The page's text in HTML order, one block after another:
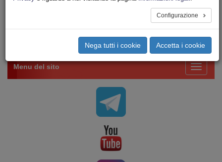
UNIONE SINDACALE DI BASE SETTORE VIGILI
Toggle
Menu del sito
Configurazione
Nega tutti i cookie Accetta i cookie